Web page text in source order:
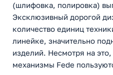
(шлифовка, полировка)
Эксклюзивный дорогой
количество единиц
линейке, значительно
изделий. Несмотря на
механизмы Fede